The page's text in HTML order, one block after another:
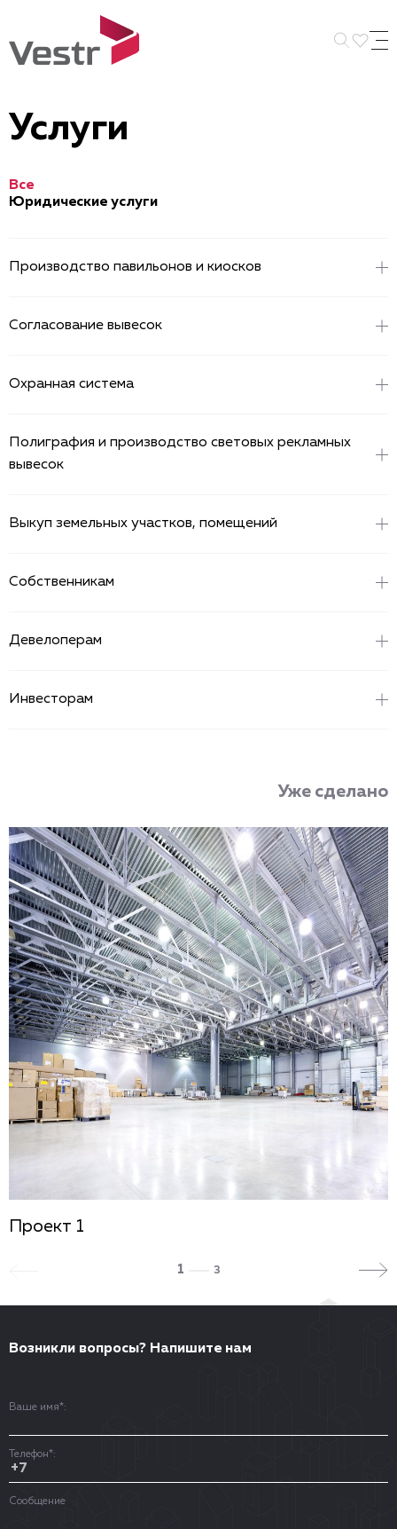
Искать
Услуги
Все
Юридические услуги
Производство павильонов и киосков
Согласование вывесок
Охранная система
Полиграфия и производство световых рекламных
вывесок
Выкуп земельных участков, помещений
Собственникам
Девелоперам
Инвесторам
Уже сделано
Проект 1
1 3
Возникли вопросы? Напишите нам
Ваше имя*:
Телефон*:
Сообщение